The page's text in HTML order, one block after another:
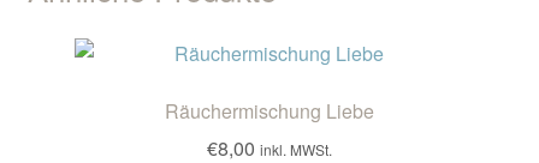
Räuchermischung Liebe
€8,00 inkl. MWSt.